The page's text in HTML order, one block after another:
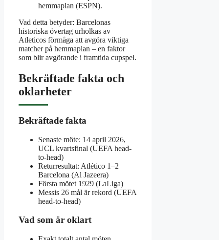
hemmaplan (ESPN).
Vad detta betyder: Barcelonas
historiska övertag urholkas av
Atleticos förmåga att avgöra viktiga
matcher på hemmaplan – en faktor
som blir avgörande i framtida cupspel.
Bekräftade fakta och
oklarheter
Bekräftade fakta
Senaste möte: 14 april 2026,
UCL kvartsfinal (UEFA head-
to-head)
Returresultat: Atlético 1–2
Barcelona (Al Jazeera)
Första mötet 1929 (LaLiga)
Messis 26 mål är rekord (UEFA
head-to-head)
Vad som är oklart